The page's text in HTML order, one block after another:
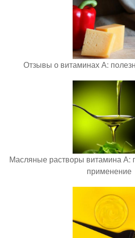
Отзывы о витаминах А:
Масляные растворы витамина А:
применение